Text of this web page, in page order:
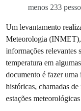
menos 233
Um levantamento
Meteorologia
informações relevantes
temperatura em
documento é fazer uma
históricas, chamadas
estações